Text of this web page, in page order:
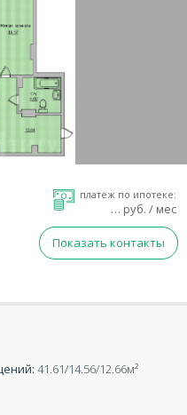
платеж по ипотеке:
… руб. / мес
Показать контакты
41.61/14.56/12.66